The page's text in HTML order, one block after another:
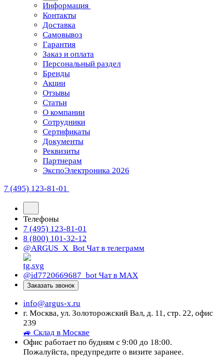
Информация
Контакты
Доставка
Самовывоз
Гарантия
Заказ и оплата
Персональный раздел
Бренды
Акции
Отзывы
Статьи
О компании
Сотрудники
Сертификаты
Документы
Реквизиты
Партнерам
ЭкспоЭлектроника 2026
7 (495) 123-81-01
Телефоны
7 (495) 123-81-01
8 (800) 101-32-12
@ARGUS_X_Bot Чат в телеграмм
@id7720669687_bot Чат в МАХ
Заказать звонок
info@argus-x.ru
г. Москва, ул. Золоторожский Вал, д. 11, стр. 22, офис
239
🚙 Склад в Москве
Офис работает по будням с 9:00 до 18:00.
Пожалуйста, предупредите о визите заранее.